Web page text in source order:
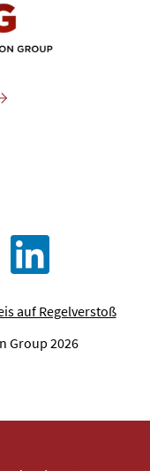
auf Regelverstoß
Group 2026